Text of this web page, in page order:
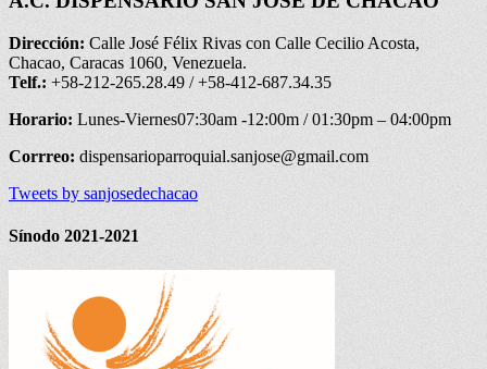
Dirección: Calle José Félix Rivas con Calle Cecilio Acosta,
Chacao, Caracas 1060, Venezuela.
Telf.: +58-212-265.28.49 / +58-412-687.34.35
Horario: Lunes-Viernes07:30am -12:00m / 01:30pm – 04:00pm
Corrreo: dispensarioparroquial.sanjose@gmail.com
Tweets by sanjosedechacao
Sínodo 2021-2021